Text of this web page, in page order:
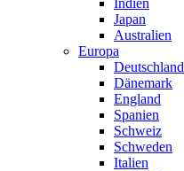
Indien
Japan
Australien
Europa
Deutschland
Dänemark
England
Spanien
Schweiz
Schweden
Italien